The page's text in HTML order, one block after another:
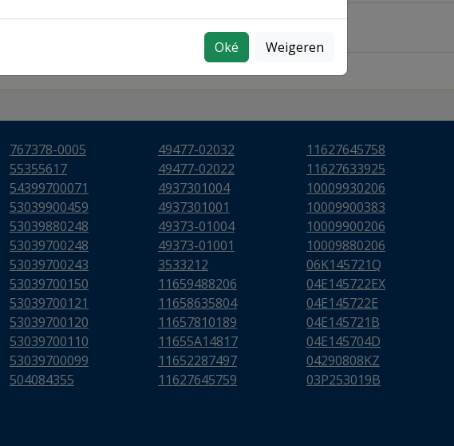
Oké Weigeren
767378-0005
55355617
54399700071
53039900459
53039880248
53039700248
53039700243
53039700150
53039700121
53039700120
53039700110
53039700099
504084355
49477-02032
49477-02022
4937301004
4937301001
49373-01004
49373-01001
3533212
11659488206
11658635804
11657810189
11655A14817
11652287497
11627645759
11627645758
11627633925
10009930206
10009900383
10009900206
10009880206
06K145721Q
04E145722EX
04E145722E
04E145721B
04E145704D
04290808KZ
03P253019B